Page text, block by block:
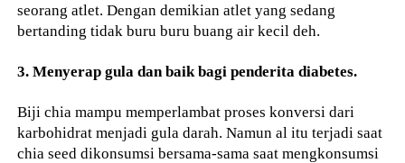
seorang atlet. Dengan demikian atlet yang sedang
bertanding tidak buru buru buang air kecil deh.
3. Menyerap gula dan baik bagi penderita diabetes.
Biji chia mampu memperlambat proses konversi dari
karbohidrat menjadi gula darah. Namun al itu terjadi saat
chia seed dikonsumsi bersama-sama saat mengkonsumsi